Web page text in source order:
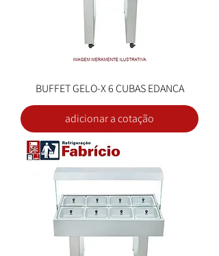
BUFFET GELO-X 6 CUBAS EDANCA
adicionar a cotação